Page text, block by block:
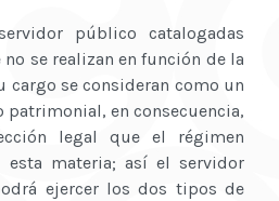
público catalogadas
se realizan en función de la
se consideran como un
patrimonial, en consecuencia,
legal que el régimen
materia; así el servidor
ejercer los dos tipos de